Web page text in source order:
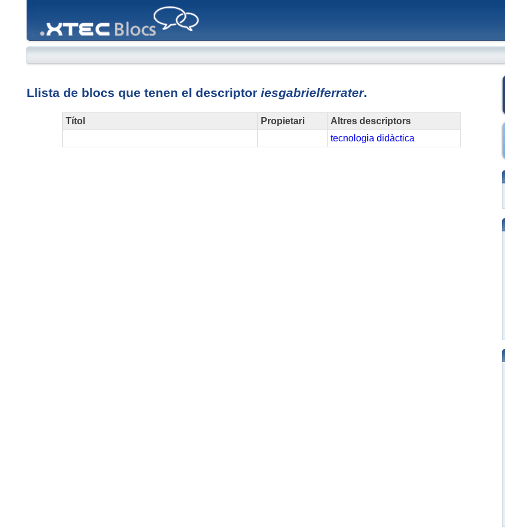
Llista de blocs que tenen el descriptor iesgabrielferrater.
Títol Propietari
Altres descriptors
tecnologia didàctica